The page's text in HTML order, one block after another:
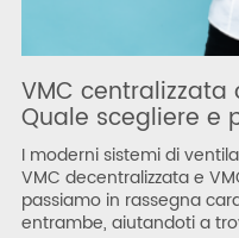
VMC
Quale scegliere e
I moderni sistemi di
VMC decentralizzata e
passiamo in rassegna
entrambe, aiutandoti a